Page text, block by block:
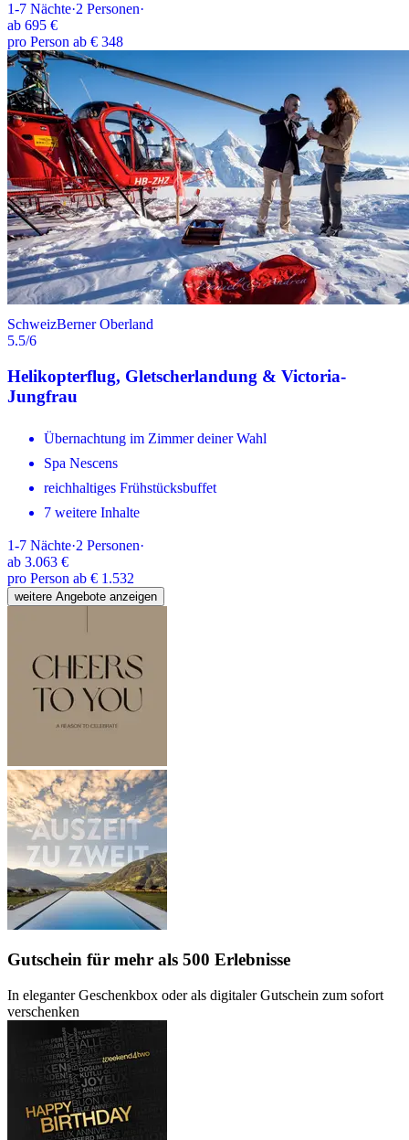
1-7 Nächte·2 Personen·
ab 695 €
pro Person ab € 348
SchweizBerner Oberland
5.5/6
Helikopterflug, Gletscherlandung & Victoria-
Jungfrau
Übernachtung im Zimmer deiner Wahl
Spa Nescens
reichhaltiges Frühstücksbuffet
7 weitere Inhalte
1-7 Nächte·2 Personen·
ab 3.063 €
pro Person ab € 1.532
weitere Angebote anzeigen
Gutschein für mehr als 500 Erlebnisse
In eleganter Geschenkbox oder als digitaler Gutschein zum sofort
verschenken